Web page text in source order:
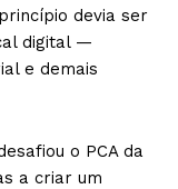
devia ser
digital —
e demais
o PCA da
a criar um